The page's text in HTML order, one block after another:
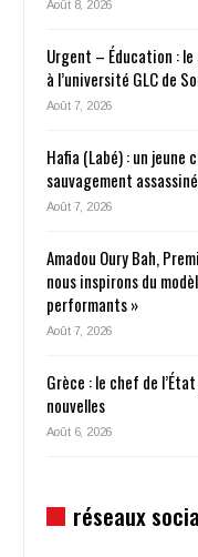
Août 8, 2026
Urgent – Éducation :
à l’université GLC de
Août 7, 2026
Hafia (Labé) : un
sauvagement
Août 7, 2026
Amadou Oury Bah,
nous inspirons du
performants »
Août 7, 2026
Grèce : le chef de
nouvelles
Août 6, 2026
réseaux